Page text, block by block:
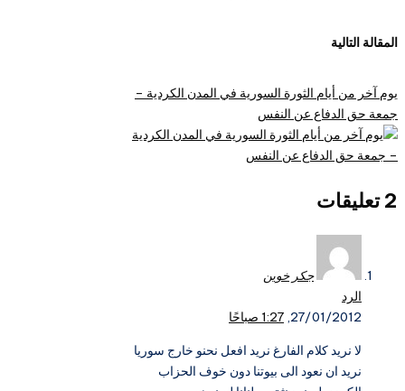
المقالة التالية
يوم آخر من أيام الثورة السورية في المدن الكردية –
جمعة حق الدفاع عن النفس
2 تعليقات
جكر خوين
الرد
27/01/2012, 1:27 صباحًا
لا نريد كلام الفارغ نريد افعل نحنو خارج سوريا
نريد ان نعود الى بيوتنا دون خوف الحزاب